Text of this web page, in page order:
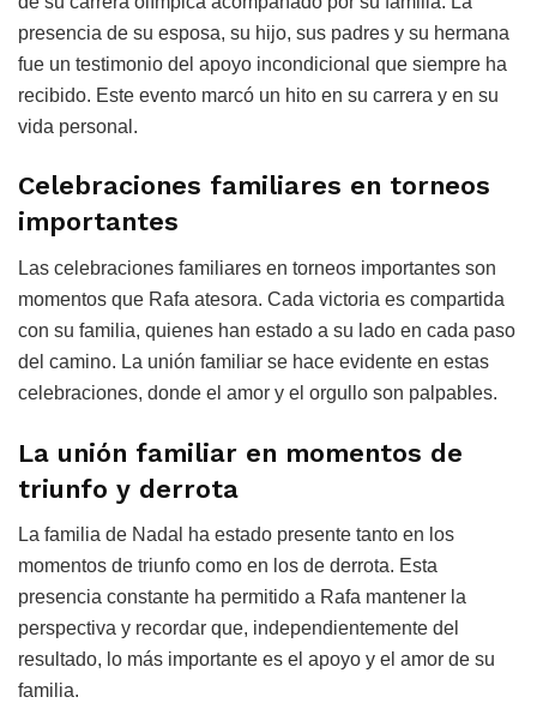
presencia de su esposa, su hijo, sus padres y su hermana
fue un testimonio del apoyo incondicional que siempre ha
recibido. Este evento marcó un hito en su carrera y en su
vida personal.
Celebraciones familiares en torneos
importantes
Las celebraciones familiares en torneos importantes son
momentos que Rafa atesora. Cada victoria es compartida
con su familia, quienes han estado a su lado en cada paso
del camino. La unión familiar se hace evidente en estas
celebraciones, donde el amor y el orgullo son palpables.
La unión familiar en momentos de
triunfo y derrota
La familia de Nadal ha estado presente tanto en los
momentos de triunfo como en los de derrota. Esta
presencia constante ha permitido a Rafa mantener la
perspectiva y recordar que, independientemente del
resultado, lo más importante es el apoyo y el amor de su
familia.